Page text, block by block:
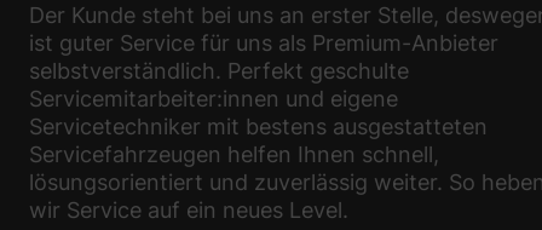
Der Kunde steht bei uns an erster Stelle,
ist guter Service für uns als Premium-Anbieter
selbstverständlich. Perfekt geschulte
Servicemitarbeiter:innen und eigene
Servicetechniker mit bestens ausgestatteten
Servicefahrzeugen helfen Ihnen schnell,
lösungsorientiert und zuverlässig weiter. So
wir Service auf ein neues Level.